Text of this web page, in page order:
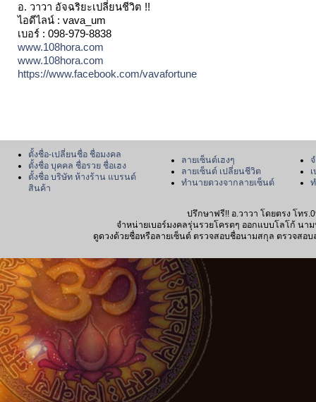
อ. วาวา อัจฉริยะเปลี่ยนชีวิต !!
ไอดีไลน์ : vava_um
เบอร์ : 098-979-8838
www.108hora.com
www.108hora.com
https://www.facebook.com/vavafortune
ตั้งชื่อ-เปลี่ยนชื่อ ชื่อมงคล
ตั้งชื่อ บุคคล ชื่อรวย ชื่อเฮง
ตั้งชื่อ บริษัท ห้างร้าน แบรนด์
สินค้า
ลายเซ็นต์เฮงๆ
ลายเซ็นต์ เปลี่ยนชีวิต
ทำนายดวงจากลายเซ็นต์
ปรึกษาฟรี!! อ.วาวา โดยตรง โทร
จำหน่ายเบอร์มงคลรุ่นรวยโครตๆ ออกแบบโลโก้ นา
ดูดวงด้วยชื่อหรือลายเซ็นต์ ตรวจสอบชื่อนามสกุล ตรวจสอ